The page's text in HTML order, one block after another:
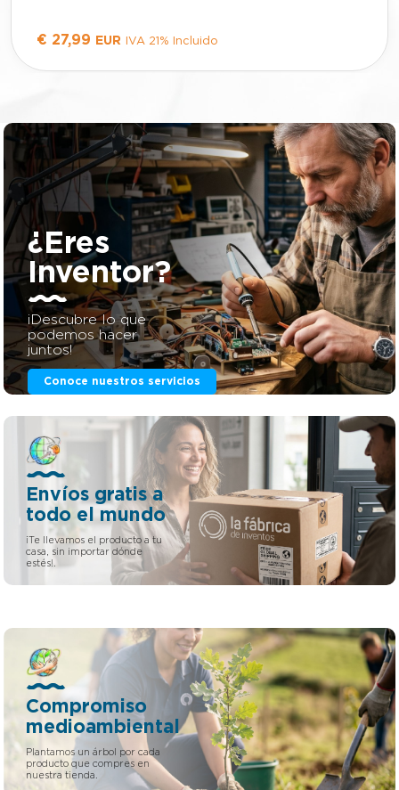
Bolsillos ocultos y con protección RFID. - Material a
prueba de cortes. Principales características de
Otras características: - Puerto de carga USB integrado
para cargar tu teléfono. - Fabricado con materiales
reciclados. - Peso equilibrado: sientes un 20% - 25%
menos de peso - Resistente al agua. Material: RPET (PET
Reciclado) Medidas producto: 32,5 x 16,5 x 49 cm
Capacidad: 21,5 L. Peso: 1100 gr.
€ 27,99 EUR IVA 21% Incluido
¿Eres
Inventor?
¡Descubre lo que
podemos hacer
juntos!
Conoce nuestros servicios
Envíos gratis a
todo el mundo
¡Te llevamos el producto a tu
casa, sin importar dónde
estés!.
Compromiso
medioambiental
Plantamos un árbol por cada
producto que compres en
nuestra tienda.